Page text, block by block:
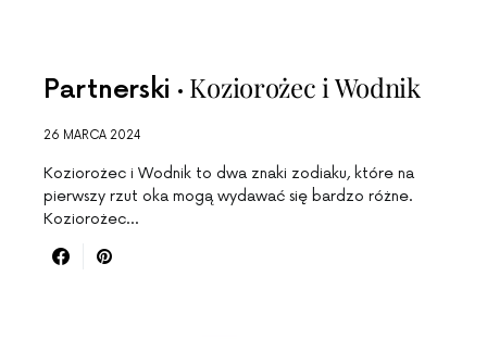
Partnerski Koziorożec i Wodnik
26 MARCA 2024
Koziorożec i Wodnik to dwa znaki zodiaku, które na
pierwszy rzut oka mogą wydawać się bardzo różne.
Koziorożec…